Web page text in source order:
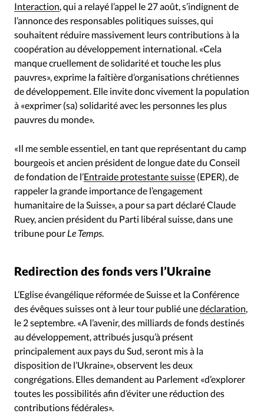
Interaction , qui a relayé l’appel le 27 août, s’indignent de
l’annonce des responsables politiques suisses, qui
souhaitent réduire massivement leurs contributions à la
coopération au développement international. «Cela
manque cruellement de solidarité et touche les plus
pauvres», exprime la faîtière d’organisations chrétiennes
de développement. Elle invite donc vivement la population
à «exprimer (sa) solidarité avec les personnes les plus
pauvres du monde».
«Il me semble essentiel, en tant que représentant du camp
bourgeois et ancien président de longue date du Conseil
de fondation de l’Entraide protestante suisse (EPER), de
rappeler la grande importance de l’engagement
humanitaire de la Suisse», a pour sa part déclaré Claude
Ruey, ancien président du Parti libéral suisse, dans une
tribune pour Le Temps.
Redirection des fonds vers l’Ukraine
L’Eglise évangélique réformée de Suisse et la Conférence
des évêques suisses ont à leur tour publié unedéclaration,
le 2 septembre. «A l’avenir, des milliards de fonds destinés
au développement, attribués jusqu’à présent
principalement aux pays du Sud, seront mis à la
disposition de l’Ukraine», observent les deux
congrégations. Elles demandent au Parlement «d’explorer
toutes les possibilités afin d’éviter une réduction des
contributions fédérales».